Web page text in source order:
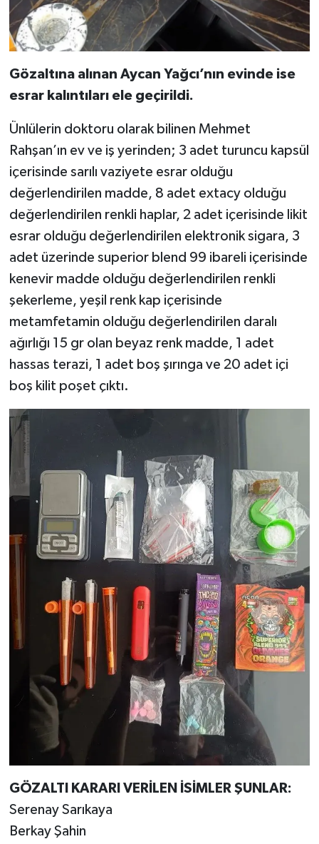
Gözaltına alınan Aycan Yağcı’nın evinde ise
esrar kalıntıları ele geçirildi.
Ünlülerin doktoru olarak bilinen Mehmet
Rahşan’ın ev ve iş yerinden; 3 adet turuncu kapsül
içerisinde sarılı vaziyete esrar olduğu
değerlendirilen madde, 8 adet extacy olduğu
değerlendirilen renkli haplar, 2 adet içerisinde likit
esrar olduğu değerlendirilen elektronik sigara, 3
adet üzerinde superior blend 99 ibareli içerisinde
kenevir madde olduğu değerlendirilen renkli
şekerleme, yeşil renk kap içerisinde
metamfetamin olduğu değerlendirilen daralı
ağırlığı 15 gr olan beyaz renk madde, 1 adet
hassas terazi, 1 adet boş şırınga ve 20 adet içi
boş kilit poşet çıktı.
GÖZALTI KARARI VERİLEN İSİMLER ŞUNLAR:
Serenay Sarıkaya
Berkay Şahin